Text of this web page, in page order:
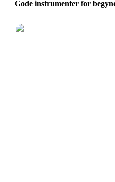
Gode instrumenter for